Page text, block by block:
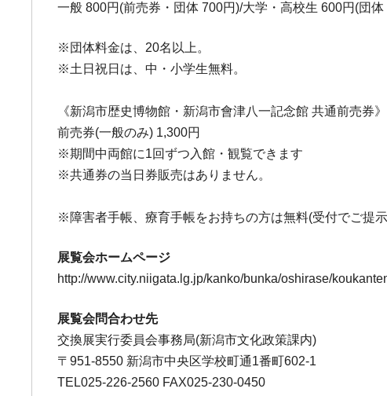
一般 800円(前売券・団体 700円)/大学・高校生 600円(団
※団体料金は、20名以上。
※土日祝日は、中・小学生無料。
《新潟市歴史博物館・新潟市會津八一記念館 共通前売券》
前売券(一般のみ) 1,300円
※期間中両館に1回ずつ入館・観覧できます
※共通券の当日券販売はありません。
※障害者手帳、療育手帳をお持ちの方は無料(受付でご提
展覧会ホームページ
http://www.city.niigata.lg.jp/kanko/bunka/oshirase/
展覧会問合わせ先
交換展実行委員会事務局(新潟市文化政策課内)
〒951-8550 新潟市中央区学校町通1番町602-1
TEL025-226-2560 FAX025-230-0450